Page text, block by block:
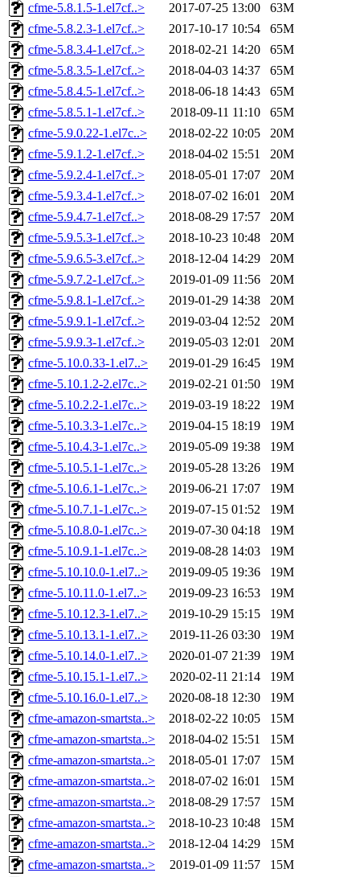
cfme-5.8.1.5-1.el7cf..>
2017-07-25 13:00
63M
cfme-5.8.2.3-1.el7cf..>
2017-10-17 10:54
65M
cfme-5.8.3.4-1.el7cf..>
2018-02-21 14:20
65M
cfme-5.8.3.5-1.el7cf..>
2018-04-03 14:37
65M
cfme-5.8.4.5-1.el7cf..>
2018-06-18 14:43
65M
cfme-5.8.5.1-1.el7cf..>
2018-09-11 11:10
65M
cfme-5.9.0.22-1.el7c..>
2018-02-22 10:05
20M
cfme-5.9.1.2-1.el7cf..>
2018-04-02 15:51
20M
cfme-5.9.2.4-1.el7cf..>
2018-05-01 17:07
20M
cfme-5.9.3.4-1.el7cf..>
2018-07-02 16:01
20M
cfme-5.9.4.7-1.el7cf..>
2018-08-29 17:57
20M
cfme-5.9.5.3-1.el7cf..>
2018-10-23 10:48
20M
cfme-5.9.6.5-3.el7cf..>
2018-12-04 14:29
20M
cfme-5.9.7.2-1.el7cf..>
2019-01-09 11:56
20M
cfme-5.9.8.1-1.el7cf..>
2019-01-29 14:38
20M
cfme-5.9.9.1-1.el7cf..>
2019-03-04 12:52
20M
cfme-5.9.9.3-1.el7cf..>
2019-05-03 12:01
20M
cfme-5.10.0.33-1.el7..>
2019-01-29 16:45
19M
cfme-5.10.1.2-2.el7c..>
2019-02-21 01:50
19M
cfme-5.10.2.2-1.el7c..>
2019-03-19 18:22
19M
cfme-5.10.3.3-1.el7c..>
2019-04-15 18:19
19M
cfme-5.10.4.3-1.el7c..>
2019-05-09 19:38
19M
cfme-5.10.5.1-1.el7c..>
2019-05-28 13:26
19M
cfme-5.10.6.1-1.el7c..>
2019-06-21 17:07
19M
cfme-5.10.7.1-1.el7c..>
2019-07-15 01:52
19M
cfme-5.10.8.0-1.el7c..>
2019-07-30 04:18
19M
cfme-5.10.9.1-1.el7c..>
2019-08-28 14:03
19M
cfme-5.10.10.0-1.el7..>
2019-09-05 19:36
19M
cfme-5.10.11.0-1.el7..>
2019-09-23 16:53
19M
cfme-5.10.12.3-1.el7..>
2019-10-29 15:15
19M
cfme-5.10.13.1-1.el7..>
2019-11-26 03:30
19M
cfme-5.10.14.0-1.el7..>
2020-01-07 21:39
19M
cfme-5.10.15.1-1.el7..>
2020-02-11 21:14
19M
cfme-5.10.16.0-1.el7..>
2020-08-18 12:30
19M
cfme-amazon-smartsta..>
2018-02-22 10:05
15M
cfme-amazon-smartsta..>
2018-04-02 15:51
15M
cfme-amazon-smartsta..>
2018-05-01 17:07
15M
cfme-amazon-smartsta..>
2018-07-02 16:01
15M
cfme-amazon-smartsta..>
2018-08-29 17:57
15M
cfme-amazon-smartsta..>
2018-10-23 10:48
15M
cfme-amazon-smartsta..>
2018-12-04 14:29
15M
cfme-amazon-smartsta..>
2019-01-09 11:57
15M